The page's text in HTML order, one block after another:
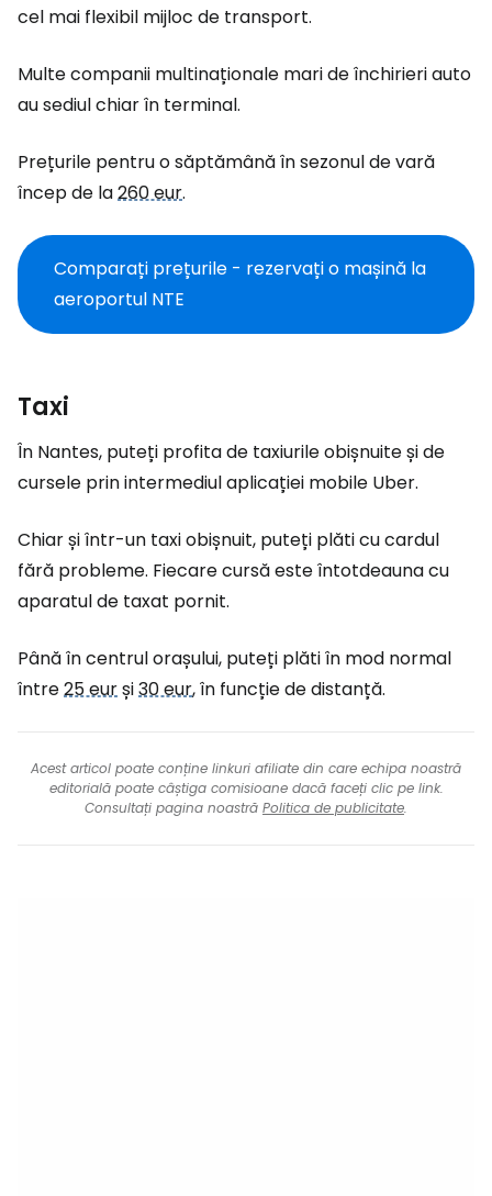
cel mai flexibil mijloc de transport.
Multe companii multinaționale mari de închirieri auto
au sediul chiar în terminal.
Prețurile pentru o săptămână în sezonul de vară
încep de la260 eur.
Comparați prețurile - rezervați o mașină la
aeroportul NTE
Taxi
În Nantes, puteți profita de taxiurile obișnuite și de
cursele prin intermediul aplicației mobile Uber.
Chiar și într-un taxi obișnuit, puteți plăti cu cardul
fără probleme. Fiecare cursă este întotdeauna cu
aparatul de taxat pornit.
Până în centrul orașului, puteți plăti în mod normal
între25 eurși30 eur, în funcție de distanță.
Acest articol poate conține linkuri afiliate din care echipa noastră
editorială poate câștiga comisioane dacă faceți clic pe link.
Consultați pagina noastră Politica de publicitate.